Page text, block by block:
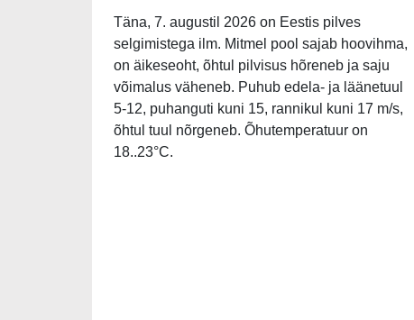
Täna, 7. augustil 2026 on Eestis pilves
selgimistega ilm. Mitmel pool sajab hoovihma,
on äikeseoht, õhtul pilvisus hõreneb ja saju
võimalus väheneb. Puhub edela- ja läänetuul
5-12, puhanguti kuni 15, rannikul kuni 17 m/s,
õhtul tuul nõrgeneb. Õhutemperatuur on
18..23°C.